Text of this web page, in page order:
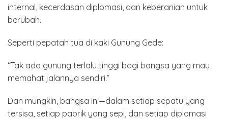
internal, kecerdasan diplomasi, dan keberanian untuk
berubah.
Seperti pepatah tua di kaki Gunung Gede:
“Tak ada gunung terlalu tinggi bagi bangsa yang mau
memahat jalannya sendiri.”
Dan mungkin, bangsa ini—dalam setiap sepatu yang
tersisa, setiap pabrik yang sepi, dan setiap diplomasi